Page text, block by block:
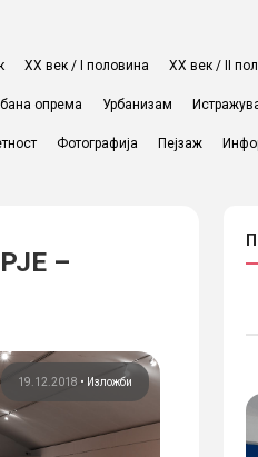
ХХ век / I половина ХХ век / II
опрема Урбанизам
Фотографија Пејзаж
–
19.12.2018 • Изложби